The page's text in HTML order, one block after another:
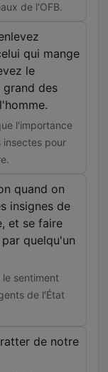
de l'OFB.
qui mange
le
grand des
l'importance
insectes pour
quand on
insignes de
et se faire
quelqu'un
sentiment
de l'État
de notre